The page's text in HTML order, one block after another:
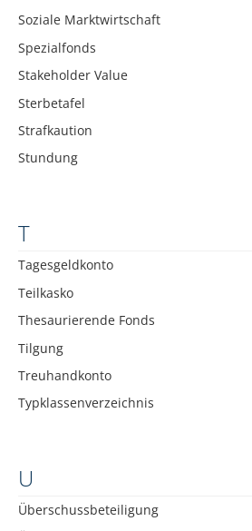
Soziale Marktwirtschaft
Spezialfonds
Stakeholder Value
Sterbetafel
Strafkaution
Stundung
T
Tagesgeldkonto
Teilkasko
Thesaurierende Fonds
Tilgung
Treuhandkonto
Typklassenverzeichnis
U
Überschussbeteiligung